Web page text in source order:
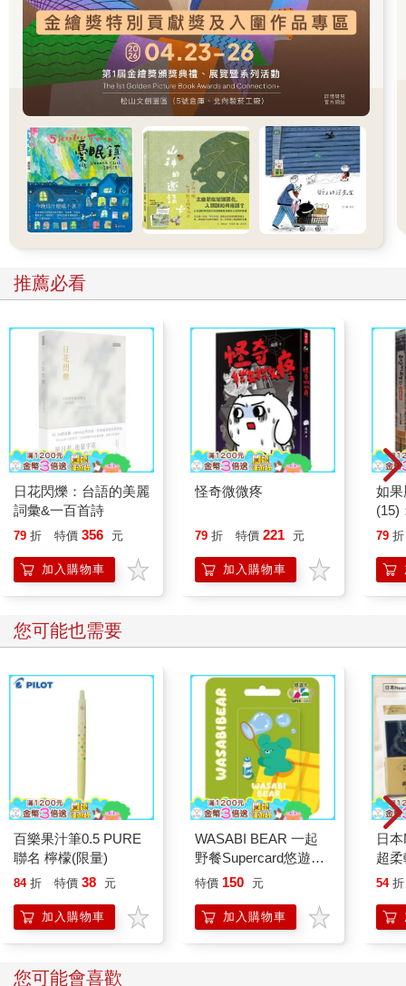
推薦必看
日花閃爍：台語的美麗
詞彙&一百首詩
79 折 特價 356 元
加入購物車
怪奇微微疼
79 折 特價 221 元
加入購物車
如
(15)
貓
79 折
您可能也需要
百樂果汁筆0.5 PURE
聯名 檸檬(限量)
84 折 特價 38 元
加入購物車
WASABI BEAR 一起
野餐Supercard悠遊卡-
芥末熊【受託代銷】
特價 150 元
加入購物車
日
超
面
舒
紙/
54 折
您可能會喜歡